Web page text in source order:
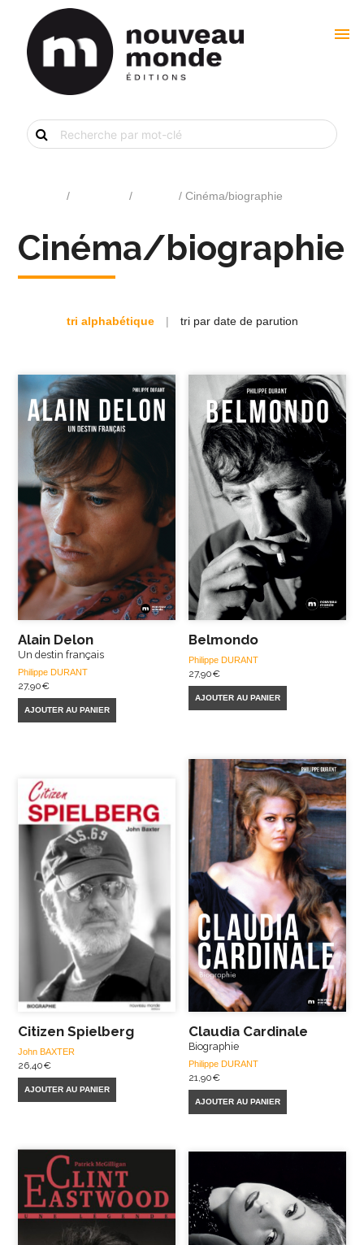
menu
Recherche
de
livre
/ / / Cinéma/biographie
Cinéma/biographie
tri alphabétique | tri par date de parution
Alain Delon
Un destin français
Philippe DURANT
27,90€
AJOUTER AU PANIER
Belmondo
Philippe DURANT
27,90€
AJOUTER AU PANIER
Citizen Spielberg
John BAXTER
26,40€
AJOUTER AU PANIER
Claudia Cardinale
Biographie
Philippe DURANT
21,90€
AJOUTER AU PANIER